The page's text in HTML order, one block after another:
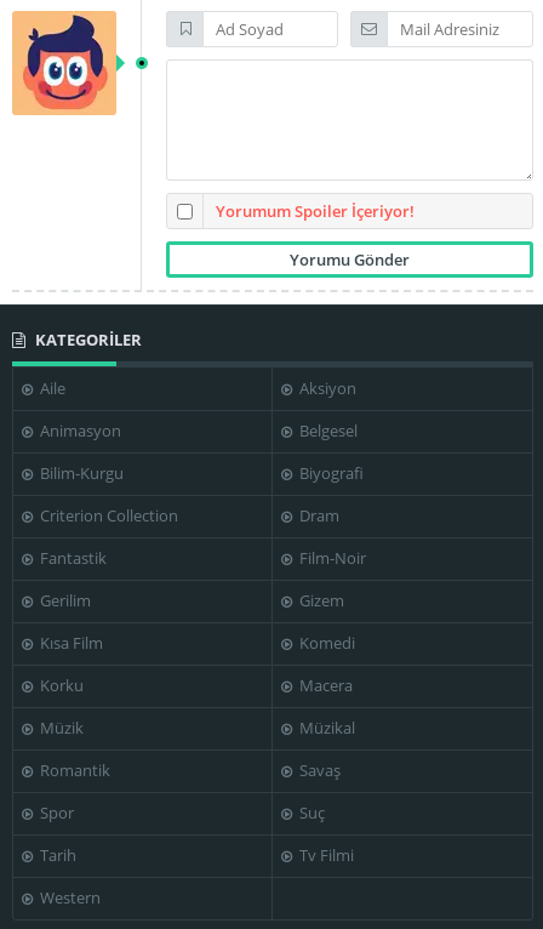
Lisbeth
Zachrisson
Liv Ullmann Ragnar Ulfung
Sven Nykvist Ulf Johansson
Ingmar Bergman
Yorumum Spoiler İçeriyor!
KATEGORİLER
Aile
Aksiyon
Animasyon
Belgesel
Bilim-Kurgu
Biyografi
Criterion Collection
Dram
Fantastik
Film-Noir
Gerilim
Gizem
Kısa Film
Komedi
Korku
Macera
Müzik
Müzikal
Romantik
Savaş
Spor
Suç
Tarih
Tv Filmi
Western